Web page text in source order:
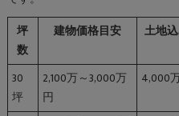
坪
数
建物価格目安
土地
30
坪
2,100万～3,000万
円
4,000